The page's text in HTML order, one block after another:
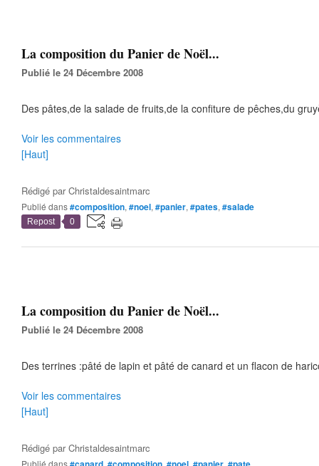
La composition du Panier de Noël...
Publié le 24 Décembre 2008
Des pâtes,de la salade de fruits,de la confiture de pêches,du
Voir les commentaires
[Haut]
Rédigé parChristaldesaintmarc
Publié dans#composition, #noel, #panier, #pates, #salade
Repost 0
La composition du Panier de Noël...
Publié le 24 Décembre 2008
Des terrines :pâté de lapin et pâté de canard et un flacon de
Voir les commentaires
[Haut]
Rédigé parChristaldesaintmarc
Publié dans